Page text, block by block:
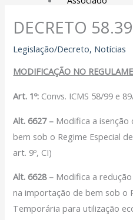
Porque ser
Contribuição
Dissídios e
Vagas/
DECRETO
Legislação/Decreto, Notícias
MODIFICAÇÃO NO
Art. 1º: Convs. ICMS 58/99 e
Alt. 6627 – Modifica a isenção
bem sob o Regime Especial
art. 9º, CI)
Alt. 6628 – Modifica a
na importação de bem sob o
Temporária para utilização